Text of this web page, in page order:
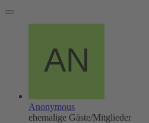
Anonymous
ehemalige Gäste/Mitglieder